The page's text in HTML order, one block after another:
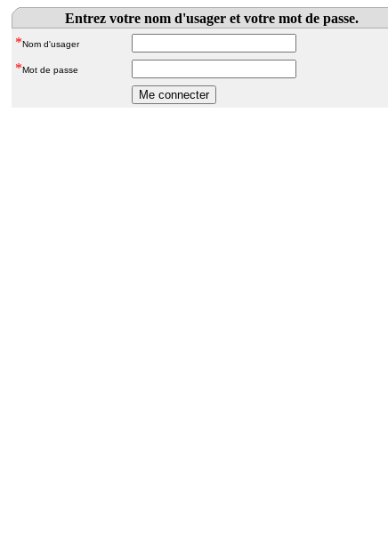
Entrez votre nom d'usager et votre mot de passe.
*Nom d'usager
*Mot de passe